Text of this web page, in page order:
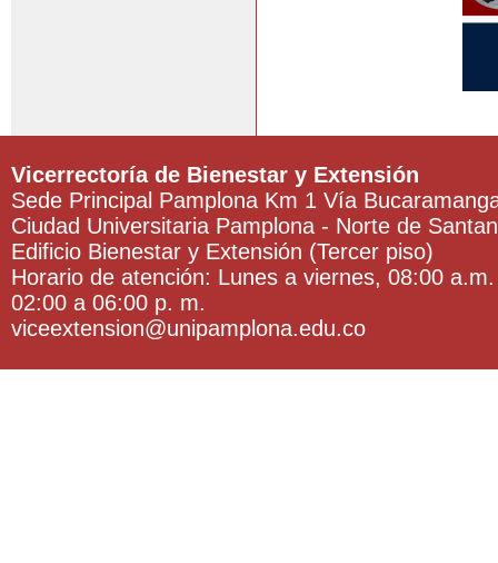
Vicerrectoría de Bienestar y Extensión
Sede Principal Pamplona Km 1 Vía
Ciudad Universitaria Pamplona - Norte de
Edificio Bienestar y Extensión (Tercer piso)
Horario de atención: Lunes a viernes, 08:00
02:00 a 06:00 p. m.
viceextension@unipamplona.edu.co